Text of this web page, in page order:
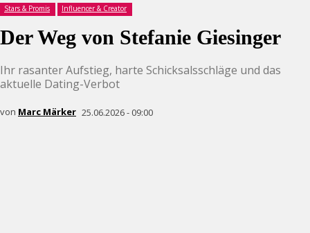
Stars & Promis Influencer & Creator
Der Weg von Stefanie Giesinger
Ihr rasanter Aufstieg, harte Schicksalsschläge und das
aktuelle Dating-Verbot
von Marc Märker 25.06.2026 - 09:00